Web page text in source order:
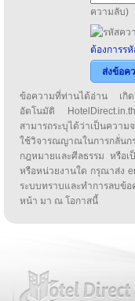
ความลับ)
ต้องการร
ส่งข้อค
ข้อความที่ท่านได้อ่าน เกิ
อัตโนมัติ
สามารถระบุได้ว่าเป็นควา
ใช้วิจารณญาณในการกลั่
กฎหมายและศีลธรรม หรือเ
หรือหน่วยงานใด กรุณาส่ง
ระบบทราบและทำการลบข้
หน้า มา ณ โอกาสนี้